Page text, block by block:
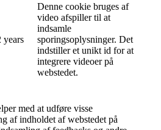
years
Denne cookie bruges af
video afspiller til at
indsamle
sporingsoplysninger. Det
indstiller et unikt id for at
integrere videoer på
webstedet.
med at udføre visse
af indholdet af webstedet på